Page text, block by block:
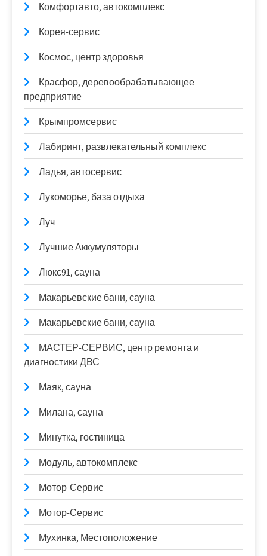
Комфортавто, автокомплекс
Корея-сервис
Космос, центр здоровья
Красфор, деревообрабатывающее
предприятие
Крымпромсервис
Лабиринт, развлекательный комплекс
Ладья, автосервис
Лукоморье, база отдыха
Луч
Лучшие Аккумуляторы
Люкс91, сауна
Макарьевские бани, сауна
Макарьевские бани, сауна
МАСТЕР-СЕРВИС, центр ремонта и
диагностики ДВС
Маяк, сауна
Милана, сауна
Минутка, гостиница
Модуль, автокомплекс
Мотор-Сервис
Мотор-Сервис
Мухинка, Местоположение